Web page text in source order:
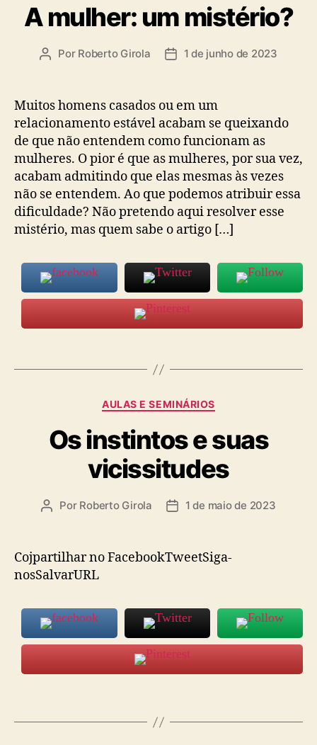
A mulher: um mistério?
Autor
Por Roberto Girola
Data1 de junho de 2023
Muitos homens casados ou em um
relacionamento estável acabam se queixando
de que não entendem como funcionam as
mulheres. O pior é que as mulheres, por sua vez,
acabam admitindo que elas mesmas às vezes
não se entendem. Ao que podemos atribuir essa
dificuldade? Não pretendo aqui resolver esse
mistério, mas quem sabe o artigo […]
Categorias
AULAS E SEMINÁRIOS
Os instintos e suas
vicissitudes
Autor
Por Roberto Girola
Data1 de maio de 2023
Cojpartilhar no FacebookTweetSiga-
nosSalvarURL